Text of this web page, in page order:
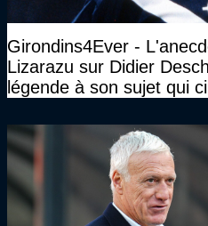
Girondins4Ever -
Lizarazu sur Didier
légende à son sujet qui